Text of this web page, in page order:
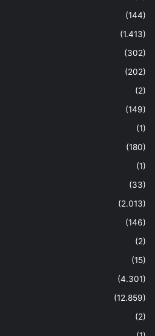
(144)
(1.413)
(302)
(202)
(2)
(149)
(1)
(180)
(1)
(33)
(2.013)
(146)
(2)
(15)
(4.301)
(12.859)
(2)